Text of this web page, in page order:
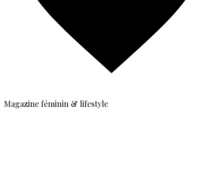
Magazine féminin & lifestyle